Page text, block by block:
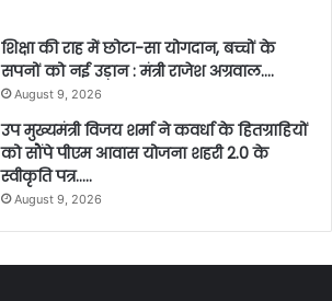
शिक्षा की राह में छोटा-सा योगदान, बच्चों के
सपनों को नई उड़ान : मंत्री राजेश अग्रवाल….
August 9, 2026
उप मुख्यमंत्री विजय शर्मा ने कवर्धा के हितग्राहियों
को सौंपे पीएम आवास योजना शहरी 2.0 के
स्वीकृति पत्र…..
August 9, 2026